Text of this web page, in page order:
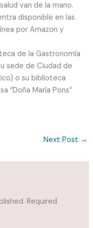
van de la mano.
disponible en las
por Amazon y
de la Gastronomía
sede de Ciudad de
o su biblioteca
“Doña María Pons”
Next Post →
Required